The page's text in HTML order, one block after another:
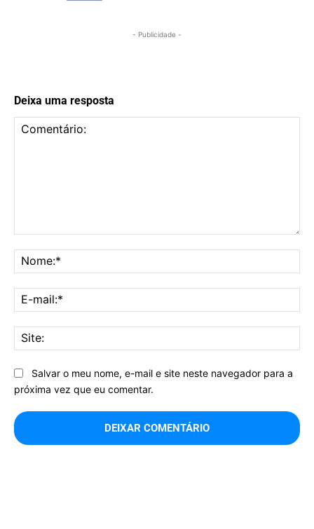
- Publicidade -
Deixa uma resposta
Salvar o meu nome, e-mail e site neste navegador para a
próxima vez que eu comentar.